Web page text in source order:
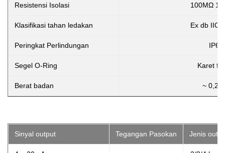
Resistensi Isolasi 100MΩ
Klasifikasi tahan ledakan Ex db IIC
Peringkat Perlindungan IP65
Segel O-Ring Karet
Berat badan ~
Sinyal output Tegangan Pasokan Jenis